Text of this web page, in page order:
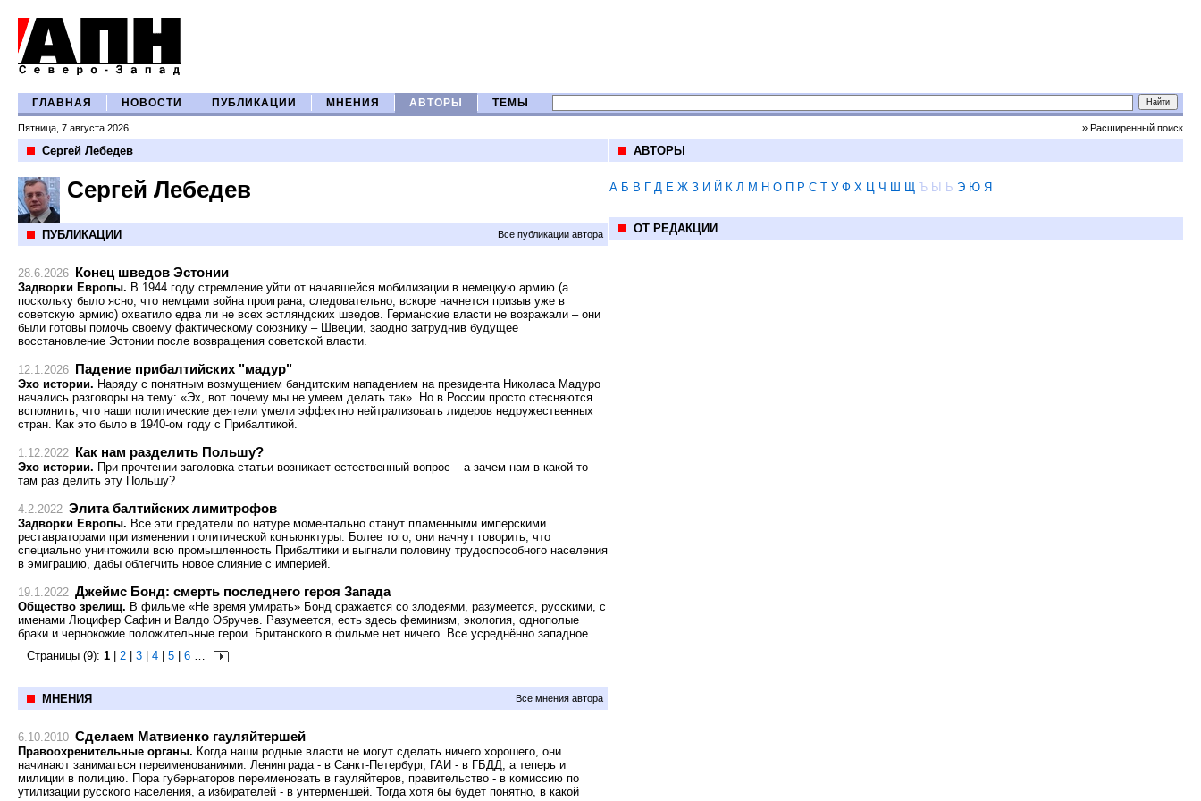
ГЛАВНАЯ НОВОСТИ ПУБЛИКАЦИИ МНЕНИЯ АВТОРЫ ТЕМЫ
Пятница, 7 августа 2026 » Расширенный поиск
Сергей Лебедев
Сергей Лебедев
ПУБЛИКАЦИИ Все публикации автора
28.6.2026 Конец шведов Эстонии
Задворки Европы. В 1944 году стремление уйти от начавшейся мобилизации в немецкую армию (а
поскольку было ясно, что немцами война проиграна, следовательно, вскоре начнется призыв уже в
советскую армию) охватило едва ли не всех эстляндских шведов. Германские власти не возражали – они
были готовы помочь своему фактическому союзнику – Швеции, заодно затруднив будущее
восстановление Эстонии после возвращения советской власти.
12.1.2026 Падение прибалтийских "мадур"
Эхо истории. Наряду с понятным возмущением бандитским нападением на президента Николаса Мадуро
начались разговоры на тему: «Эх, вот почему мы не умеем делать так». Но в России просто стесняются
вспомнить, что наши политические деятели умели эффектно нейтрализовать лидеров недружественных
стран. Как это было в 1940-ом году с Прибалтикой.
1.12.2022 Как нам разделить Польшу?
Эхо истории. При прочтении заголовка статьи возникает естественный вопрос – а зачем нам в какой-то
там раз делить эту Польшу?
4.2.2022 Элита балтийских лимитрофов
Задворки Европы. Все эти предатели по натуре моментально станут пламенными имперскими
реставраторами при изменении политической конъюнктуры. Более того, они начнут говорить, что
специально уничтожили всю промышленность Прибалтики и выгнали половину трудоспособного населения
в эмиграцию, дабы облегчить новое слияние с империей.
19.1.2022 Джеймс Бонд: смерть последнего героя Запада
Общество зрелищ. В фильме «Не время умирать» Бонд сражается со злодеями, разумеется, русскими, с
именами Люцифер Сафин и Валдо Обручев. Разумеется, есть здесь феминизм, экология, однополые
браки и чернокожие положительные герои. Британского в фильме нет ничего. Все усреднённо западное.
Страницы (9): 1 2 3 4 5 6 …
МНЕНИЯ Все мнения автора
6.10.2010 Сделаем Матвиенко гауляйтершей
Правоохренительные органы. Когда наши родные власти не могут сделать ничего хорошего, они
начинают заниматься переименованиями. Ленинграда - в Санкт-Петербург, ГАИ - в ГБДД, а теперь и
милиции в полицию. Пора губернаторов переименовать в гауляйтеров, правительство - в комиссию по
утилизации русского населения, а избирателей - в унтерменшей. Тогда хотя бы будет понятно, в какой
АВТОРЫ
А Б В Г Д Е Ж З И Й К Л М Н О П Р С Т У Ф Х Ц Ч Ш Щ Ъ Ы Ь Э Ю Я
ОТ РЕДАКЦИИ